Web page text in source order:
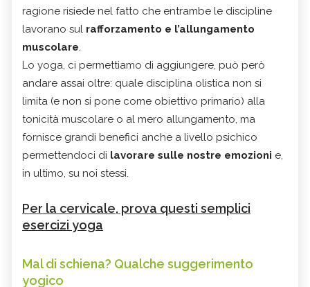
ragione risiede nel fatto che entrambe le discipline
lavorano sul rafforzamento e l’allungamento
muscolare.
Lo yoga, ci permettiamo di aggiungere, può però
andare assai oltre: quale disciplina olistica non si
limita (e non si pone come obiettivo primario) alla
tonicità muscolare o al mero allungamento, ma
fornisce grandi benefici anche a livello psichico
permettendoci di lavorare sulle nostre emozioni e,
in ultimo, su noi stessi.
Per la cervicale, prova questi semplici
esercizi yoga
Mal di schiena? Qualche suggerimento
yogico